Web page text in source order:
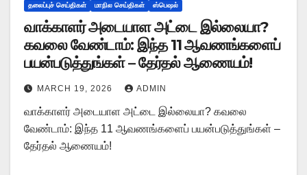
தலைப்புச் செய்திகள் மாநில செய்திகள் ஸ்பெஷல்
வாக்காளர் அடையாள அட்டை இல்லையா?
கவலை வேண்டாம்: இந்த 11 ஆவணங்களைப்
பயன்படுத்துங்கள் – தேர்தல் ஆணையம்!
MARCH 19, 2026 ADMIN
வாக்காளர் அடையாள அட்டை இல்லையா? கவலை
வேண்டாம்: இந்த 11 ஆவணங்களைப் பயன்படுத்துங்கள் –
தேர்தல் ஆணையம்!